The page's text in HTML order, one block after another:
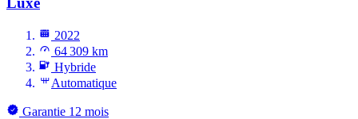
2022
64 309 km
Hybride
Automatique
Garantie 12 mois